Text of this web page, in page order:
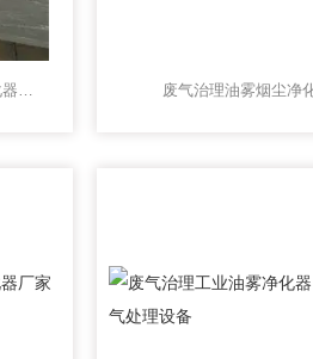
ZX-FQ酸雾吸收器酸雾净化器北京废气处理公司 废气治理油雾烟尘净